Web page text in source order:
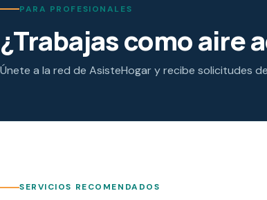
PARA PROFESIONALES
¿Trabajas como aire
Únete a la red de AsisteHogar y recibe solicitudes
SERVICIOS RECOMENDADOS